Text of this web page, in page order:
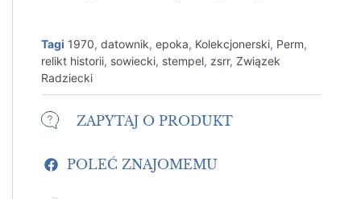
Tagi 1970, datownik, epoka, Kolekcjonerski, Perm,
relikt historii, sowiecki, stempel, zsrr, Związek
Radziecki
ZAPYTAJ O PRODUKT
POLEĆ ZNAJOMEMU